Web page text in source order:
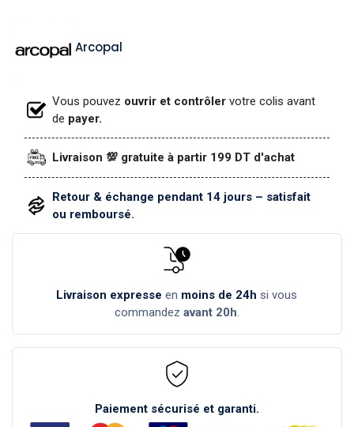
Arcopal
Vous pouvez ouvrir et contrôler votre colis avant
de payer.
Livraison 💯 gratuite à partir 199 DT d'achat
Retour & échange pendant 14 jours – satisfait
ou remboursé.
Livraison expresse en moins de 24h si vous
commandez avant 20h.
Paiement sécurisé et garanti.